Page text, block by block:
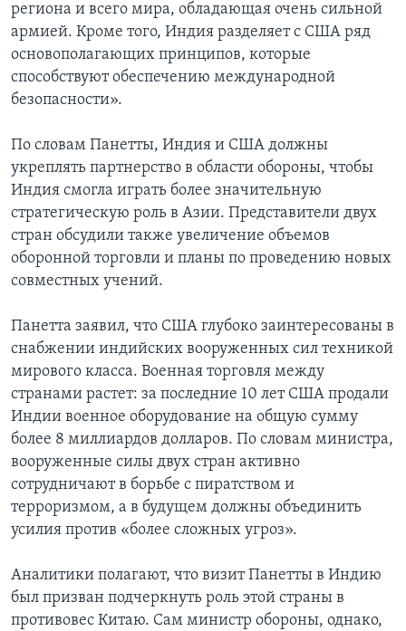
региона и всего мира, обладающая очень сильной
армией. Кроме того, Индия разделяет с США ряд
основополагающих принципов, которые
способствуют обеспечению международной
безопасности».
По словам Панетты, Индия и США должны
укреплять партнерство в области обороны, чтобы
Индия смогла играть более значительную
стратегическую роль в Азии. Представители двух
стран обсудили также увеличение объемов
оборонной торговли и планы по проведению новых
совместных учений.
Панетта заявил, что США глубоко заинтересованы в
снабжении индийских вооруженных сил техникой
мирового класса. Военная торговля между
странами растет: за последние 10 лет США продали
Индии военное оборудование на общую сумму
более 8 миллиардов долларов. По словам министра,
вооруженные силы двух стран активно
сотрудничают в борьбе с пиратством и
терроризмом, а в будущем должны объединить
усилия против «более сложных угроз».
Аналитики полагают, что визит Панетты в Индию
был призван подчеркнуть роль этой страны в
противовес Китаю. Сам министр обороны, однако,